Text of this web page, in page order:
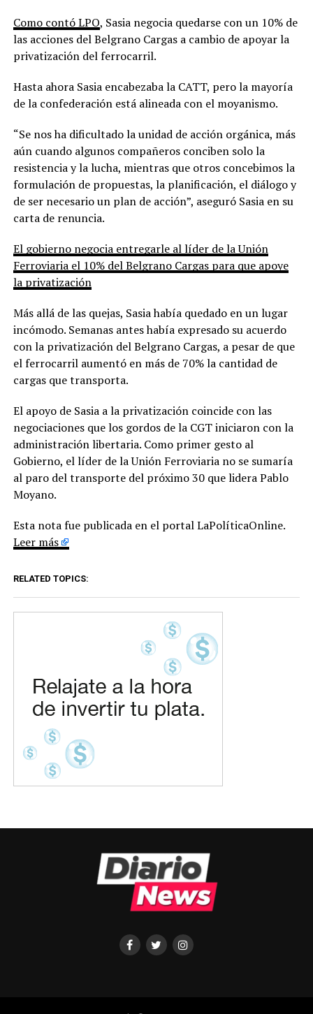
Como contó LPO, Sasia negocia quedarse con un 10% de
las acciones del Belgrano Cargas a cambio de apoyar la
privatización del ferrocarril.
Hasta ahora Sasia encabezaba la CATT, pero la mayoría
de la confederación está alineada con el moyanismo.
“Se nos ha dificultado la unidad de acción orgánica, más
aún cuando algunos compañeros conciben solo la
resistencia y la lucha, mientras que otros concebimos la
formulación de propuestas, la planificación, el diálogo y
de ser necesario un plan de acción”, aseguró Sasia en su
carta de renuncia.
El gobierno negocia entregarle al líder de la Unión
Ferroviaria el 10% del Belgrano Cargas para que apoye
la privatización
Más allá de las quejas, Sasia había quedado en un lugar
incómodo. Semanas antes había expresado su acuerdo
con la privatización del Belgrano Cargas, a pesar de que
el ferrocarril aumentó en más de 70% la cantidad de
cargas que transporta.
El apoyo de Sasia a la privatización coincide con las
negociaciones que los gordos de la CGT iniciaron con la
administración libertaria. Como primer gesto al
Gobierno, el líder de la Unión Ferroviaria no se sumaría
al paro del transporte del próximo 30 que lidera Pablo
Moyano.
Esta nota fue publicada en el portal LaPolíticaOnline.
Leer más
RELATED TOPICS: